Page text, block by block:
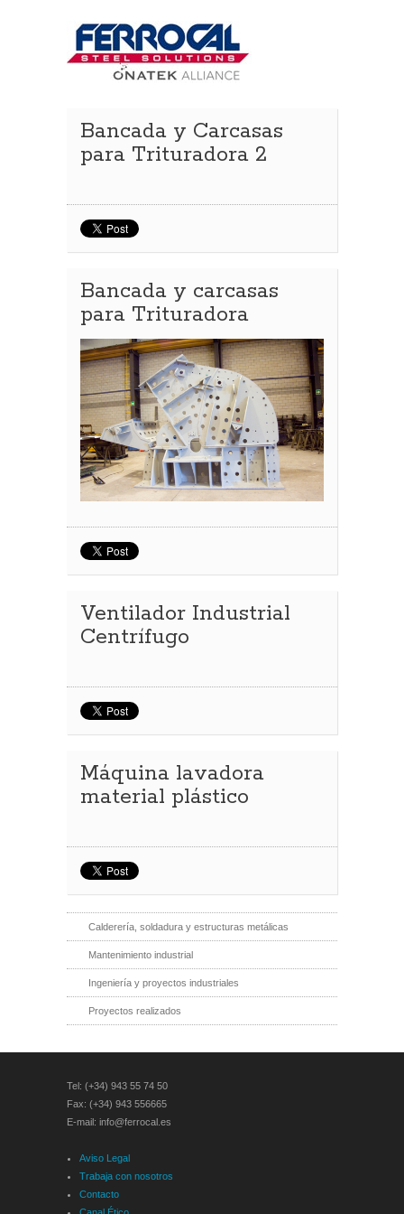
Bancada y Carcasas
para Trituradora 2
Bancada y carcasas
para Trituradora
Ventilador Industrial
Centrífugo
Máquina lavadora
material plástico
Calderería, soldadura y estructuras metálicas
Mantenimiento industrial
Ingeniería y proyectos industriales
Proyectos realizados
Tel: (+34) 943 55 74 50
Fax: (+34) 943 556665
E-mail: info@ferrocal.es
Aviso Legal
Trabaja con nosotros
Contacto